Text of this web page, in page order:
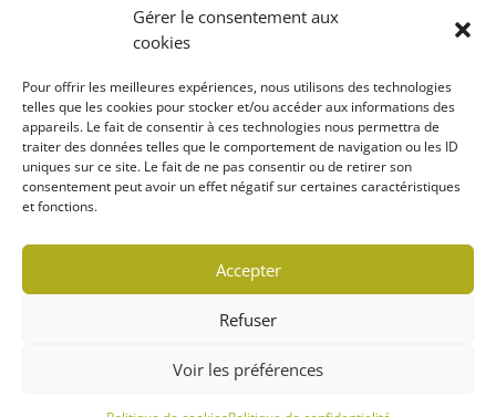
Gérer le consentement aux
cookies
Pour offrir les meilleures expériences, nous utilisons des technologies
telles que les cookies pour stocker et/ou accéder aux informations des
appareils. Le fait de consentir à ces technologies nous permettra de
traiter des données telles que le comportement de navigation ou les ID
uniques sur ce site. Le fait de ne pas consentir ou de retirer son
consentement peut avoir un effet négatif sur certaines caractéristiques
et fonctions.
Accepter
Refuser
Voir les préférences
Rechercher
Politique de confidentialité
Politique de cookies (CA)
© 2022 MARCHÉ LOCAVORE | TOUS DROITS